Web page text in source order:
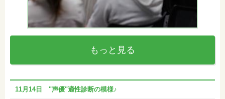
もっと見る
11月14日 "声優"適性診断の模様♪